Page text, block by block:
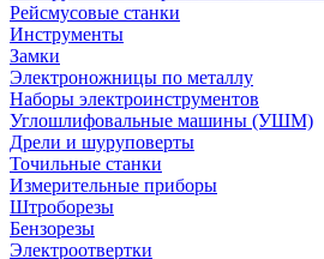
Рейсмусовые станки
Инструменты
Замки
Электроножницы по металлу
Наборы электроинструментов
Углошлифовальные машины (УШМ)
Дрели и шуруповерты
Точильные станки
Измерительные приборы
Штроборезы
Бензорезы
Электроотвертки